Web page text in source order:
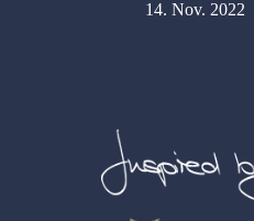
14. Nov. 2022